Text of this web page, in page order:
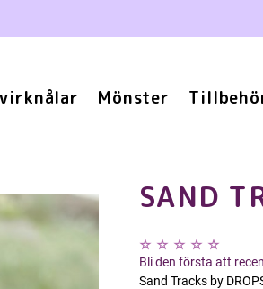
Mönster
SAND
Bli den första att
Sand Tracks by